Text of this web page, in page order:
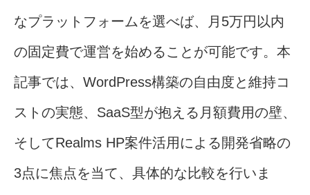
なプラットフォームを選べば、月5万円以内
の固定費で運営を始めることが可能です。本
記事では、WordPress構築の自由度と維持コ
ストの実態、SaaS型が抱える月額費用の壁、
そしてRealms HP案件活用による開発省略の
3点に焦点を当て、具体的な比較を行いま